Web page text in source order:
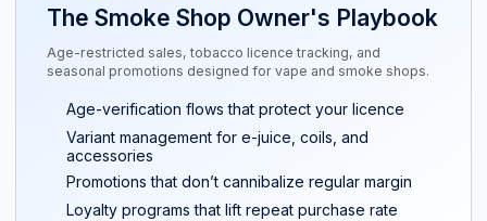
The Smoke Shop Owner's Playbook
Age-restricted sales, tobacco licence tracking, and
seasonal promotions designed for vape and smoke shops.
Age-verification flows that protect your licence
Variant management for e-juice, coils, and
accessories
Promotions that don’t cannibalize regular margin
Loyalty programs that lift repeat purchase rate